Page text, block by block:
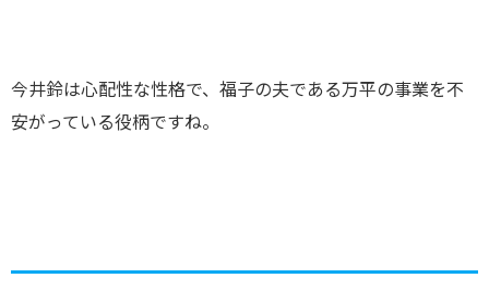
今井鈴は心配性な性格で、福子の夫である万平の事業を不
安がっている役柄ですね。